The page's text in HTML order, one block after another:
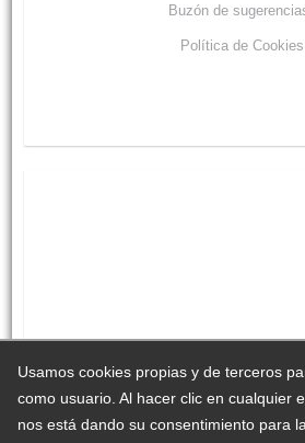
Usamos cookies propias y de terceros
como usuario. Al hacer clic en cualquier
nos está dando su consentimiento para
Buzón de sugerencias
Política de Cookies